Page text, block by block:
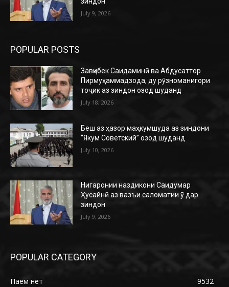
July 9, 2026
POPULAR POSTS
Завқибек Саидаминӣ ва Абдусаттор
Пирмуҳаммадзода, ду рӯзноманигори
тоҷик аз зиндон озод шуданд
July 18, 2026
Беш аз ҳазор маҳкумшуда аз зиндони
“Якум Советский” озод шуданд
July 10, 2026
Нигаронии наздикони Саидумар
Ҳусайнӣ аз вазъи саломатии ӯ дар
зиндон
July 9, 2026
POPULAR CATEGORY
Паём нет
9532